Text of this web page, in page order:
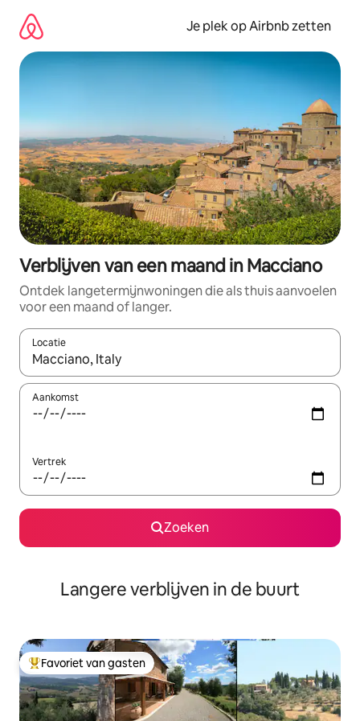
direct
naar
inhoud
Je plek op Airbnb zetten
Verblijven van een maand in Macciano
Ontdek langetermijnwoningen die als thuis aanvoelen
voor een maand of langer.
Locatie
Wanneer er resultaten beschikbaar zijn, maak je een keuze
Aankomst
Vertrek
Zoeken
Langere verblijven in de buurt
Topfavoriet van gasten
Favoriet van gasten